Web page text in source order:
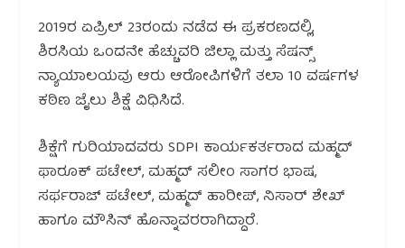
2019ರ ಏಪ್ರಿಲ್ 23ರಂದು ನಡೆದ ಈ ಪ್ರಕರಣದಲ್ಲಿ,
ಶಿರಸಿಯ ಒಂದನೇ ಹೆಚ್ಚುವರಿ ಜಿಲ್ಲಾ ಮತ್ತು ಸೆಷನ್ಸ್
ನ್ಯಾಯಾಲಯವು ಆರು ಆರೋಪಿಗಳಿಗೆ ತಲಾ 10 ವರ್ಷಗಳ
ಕಠಿಣ ಜೈಲು ಶಿಕ್ಷೆ ವಿಧಿಸಿದೆ.
ಶಿಕ್ಷೆಗೆ ಗುರಿಯಾದವರು SDPI ಕಾರ್ಯಕರ್ತರಾದ ಮಹ್ಮದ್
ಫಾರೂಕ್ ಪಟೇಲ್, ಮಹ್ಮದ್ ಸಲೀಂ ಸಾಗರ ಭಾಷ,
ಸರ್ಫರಾಜ್ ಪಟೇಲ್, ಮಹ್ಮದ್ ಹಾರೀಪ್, ನಿಸಾರ್ ಶೇಖ್
ಹಾಗೂ ಮೌಸಿನ್ ಹೊನ್ನಾವರರಾಗಿದ್ದಾರೆ.